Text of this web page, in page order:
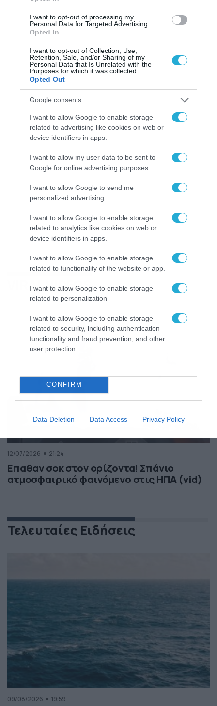
I want to opt-out of processing my
Personal Data for Targeted Advertising.
Opted In
I want to opt-out of Collection, Use,
Retention, Sale, and/or Sharing of my
Personal Data that Is Unrelated with the
Purposes for which it was collected.
Opted Out
Google consents
I want to allow Google to enable storage
related to advertising like cookies on web or
device identifiers in apps.
I want to allow my user data to be sent to
Google for online advertising purposes.
I want to allow Google to send me
personalized advertising.
I want to allow Google to enable storage
related to analytics like cookies on web or
device identifiers in apps.
I want to allow Google to enable storage
related to functionality of the website or app.
I want to allow Google to enable storage
related to personalization.
I want to allow Google to enable storage
related to security, including authentication
functionality and fraud prevention, and other
user protection.
CONFIRM
Data Deletion Data Access Privacy Policy
VIRAL VIDEOS
12/07/2026 21:24
Επαθαν σοκ στον ορίζοντα! Σπάνιο
ατμοσφαιρικό φαινόμενο στις ΗΠΑ (vid)
Τελευταίες Ειδήσεις
09/08/2026 19:59